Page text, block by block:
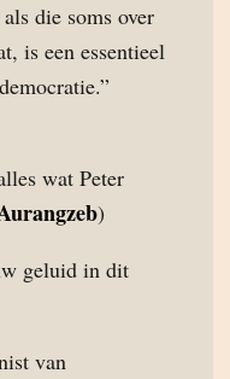
die soms over
is een essentieel
wat Peter
)
geluid in dit
van